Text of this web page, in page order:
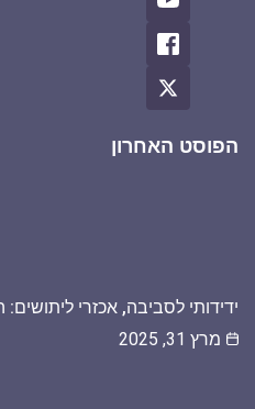
הפוסט האחרון
ידידותי לסביבה, אכזרי ליתושים:
מרץ 31, 2025